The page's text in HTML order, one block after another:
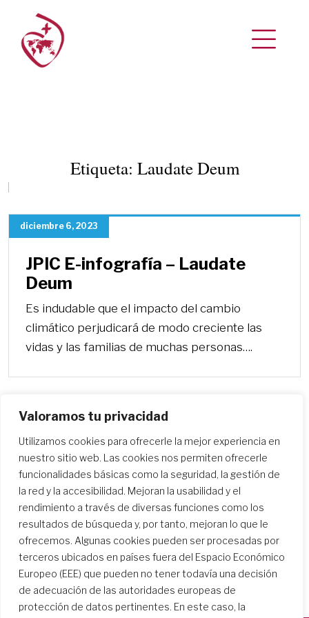
Valoramos tu privacidad
Utilizamos cookies para ofrecerle la mejor experiencia en
nuestro sitio web. Las cookies nos permiten ofrecerle
funcionalidades básicas como la seguridad, la gestión de
la red y la accesibilidad. Mejoran la usabilidad y el
rendimiento a través de diversas funciones como los
resultados de búsqueda y, por tanto, mejoran lo que le
ofrecemos. Algunas cookies pueden ser procesadas por
terceros ubicados en países fuera del Espacio Económico
Europeo (EEE) que pueden no tener todavía una decisión
de adecuación de las autoridades europeas de
protección de datos pertinentes. En este caso, la
Etiqueta: Laudate Deum
diciembre 6, 2023
JPIC E-infografía – Laudate
Deum
Es indudable que el impacto del cambio
climático perjudicará de modo creciente las
vidas y las familias de muchas personas….